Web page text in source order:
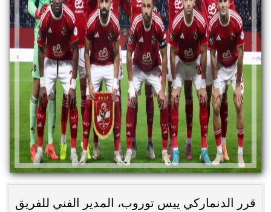
قرر الدنماركي ييس توروب، المدير الفني للفريق